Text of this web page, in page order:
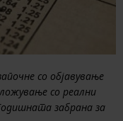
со објавување
со реални
забрана за